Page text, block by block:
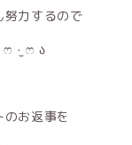
努力するので
ෆ ·̫ ෆ ა
お返事を